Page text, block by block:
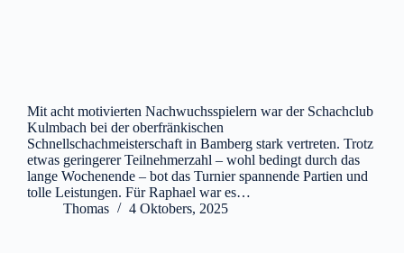
Mit acht motivierten Nachwuchsspielern war der Schachclub
Kulmbach bei der oberfränkischen
Schnellschachmeisterschaft in Bamberg stark vertreten. Trotz
etwas geringerer Teilnehmerzahl – wohl bedingt durch das
lange Wochenende – bot das Turnier spannende Partien und
tolle Leistungen. Für Raphael war es…
Thomas
4 Oktobers, 2025